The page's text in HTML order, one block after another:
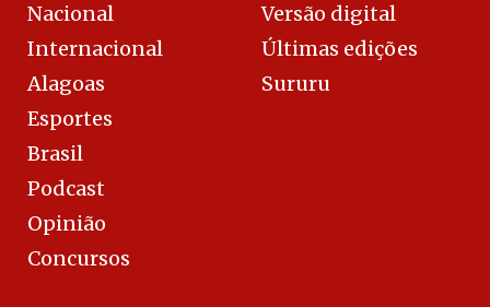
Nacional
Internacional
Alagoas
Esportes
Brasil
Podcast
Opinião
Concursos
Versão digital
Últimas edições
Sururu